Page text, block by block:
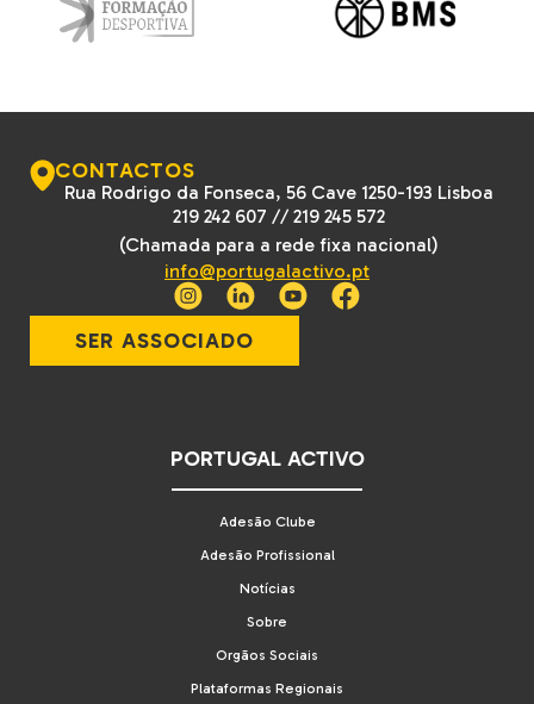
CONTACTOS
Rua Rodrigo da Fonseca, 56 Cave 1250-193 Lisboa
219 242 607 //219 245 572
(Chamada para a rede fixa nacional)
info@portugalactivo.pt
SER ASSOCIADO
PORTUGAL ACTIVO
Adesão Clube
Adesão Profissional
Notícias
Sobre
Orgãos Sociais
Plataformas Regionais